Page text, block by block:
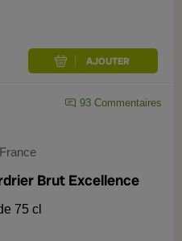
93 Commentaires
Brut Excellence
75 cl